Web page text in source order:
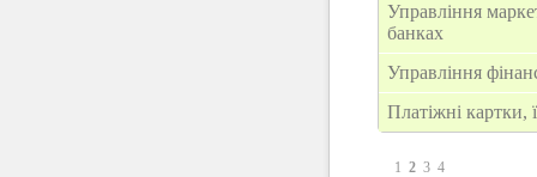
Управління
банках
Управління
Платіжні картки,
1 2 3 4